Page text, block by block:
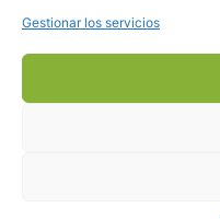
Gestionar los servicios